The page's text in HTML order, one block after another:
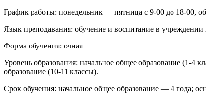
График работы: понедельник — пятница с 9-00 до 18-00,
Язык преподавания: обучение и воспитание в учреждении
Форма обучения: очная
Уровень образования: начальное общее образование (1-4
образование (10-11 классы).
Срок обучения: начальное общее образование — 4 года;